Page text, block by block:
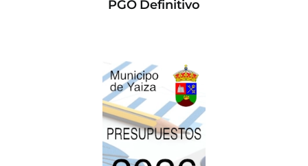
PGO Definitivo